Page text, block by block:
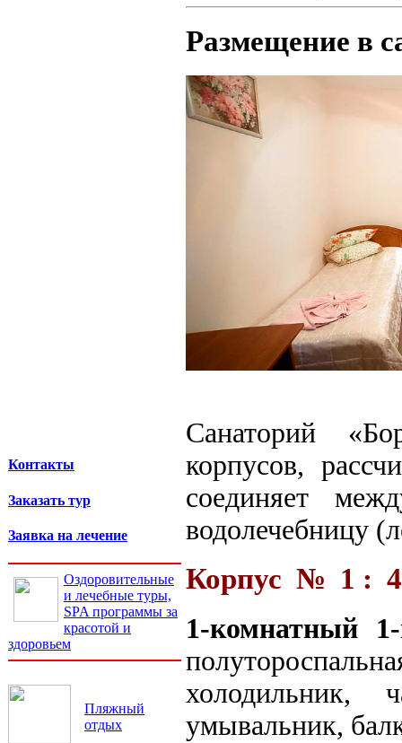
Контакты
Заказать тур
Заявка на лечение
Оздоровительные
и лечебные туры,
SPA программы за
красотой и
здоровьем
Пляжный
отдых
Размещение в
Санаторий
корпусов,
соединяет
водолечебницу
Корпус № 1 : 4
1-комнатный
холодильник,
умывальник,